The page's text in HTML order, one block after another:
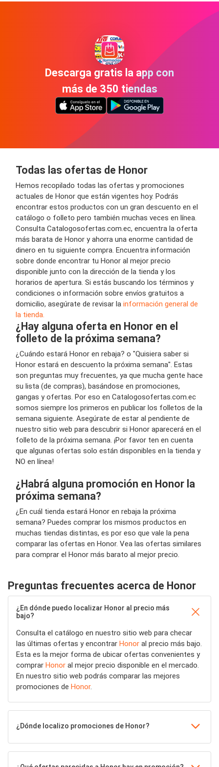
Descarga gratis la app con
más de 350 tiendas
Todas las ofertas de Honor
Hemos recopilado todas las ofertas y promociones
actuales de Honor que están vigentes hoy. Podrás
encontrar estos productos con un gran descuento en el
catálogo o folleto pero también muchas veces en línea.
Consulta Catalogosofertas.com.ec, encuentra la oferta
más barata de Honor y ahorra una enorme cantidad de
dinero en tu siguiente compra. Encuentra información
sobre donde encontrar tu Honor al mejor precio
disponible junto con la dirección de la tienda y los
horarios de apertura. Si estás buscando los términos y
condiciones o información sobre envíos gratuitos a
domicilio, asegúrate de revisar la información general de
la tienda.
¿Hay alguna oferta en Honor en el
folleto de la próxima semana?
¿Cuándo estará Honor en rebaja? o "Quisiera saber si
Honor estará en descuento la próxima semana". Estas
son preguntas muy frecuentes, ya que mucha gente hace
su lista (de compras), basándose en promociones,
gangas y ofertas. Por eso en Catalogosofertas.com.ec
somos siempre los primeros en publicar los folletos de la
semana siguiente. Asegúrate de estar al pendiente de
nuestro sitio web para descubrir si Honor aparecerá en el
folleto de la próxima semana. ¡Por favor ten en cuenta
que algunas ofertas solo están disponibles en la tienda y
NO en línea!
¿Habrá alguna promoción en Honor la
próxima semana?
¿En cuál tienda estará Honor en rebaja la próxima
semana? Puedes comprar los mismos productos en
muchas tiendas distintas, es por eso que vale la pena
comparar las ofertas en Honor. Vea las ofertas similares
para comprar el Honor más barato al mejor precio.
Preguntas frecuentes acerca de Honor
¿En dónde puedo localizar Honor al precio más
bajo?
Consulta el catálogo en nuestro sitio web para checar
las últimas ofertas y encontrar Honor al precio más bajo.
Esta es la mejor forma de ubicar ofertas convenientes y
comprar Honor al mejor precio disponible en el mercado.
En nuestro sitio web podrás comparar las mejores
promociones de Honor.
¿Dónde localizo promociones de Honor?